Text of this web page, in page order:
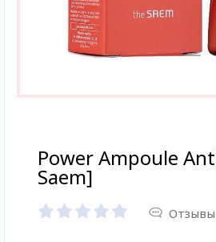
Power Ampoule
Saem]
Отзывы